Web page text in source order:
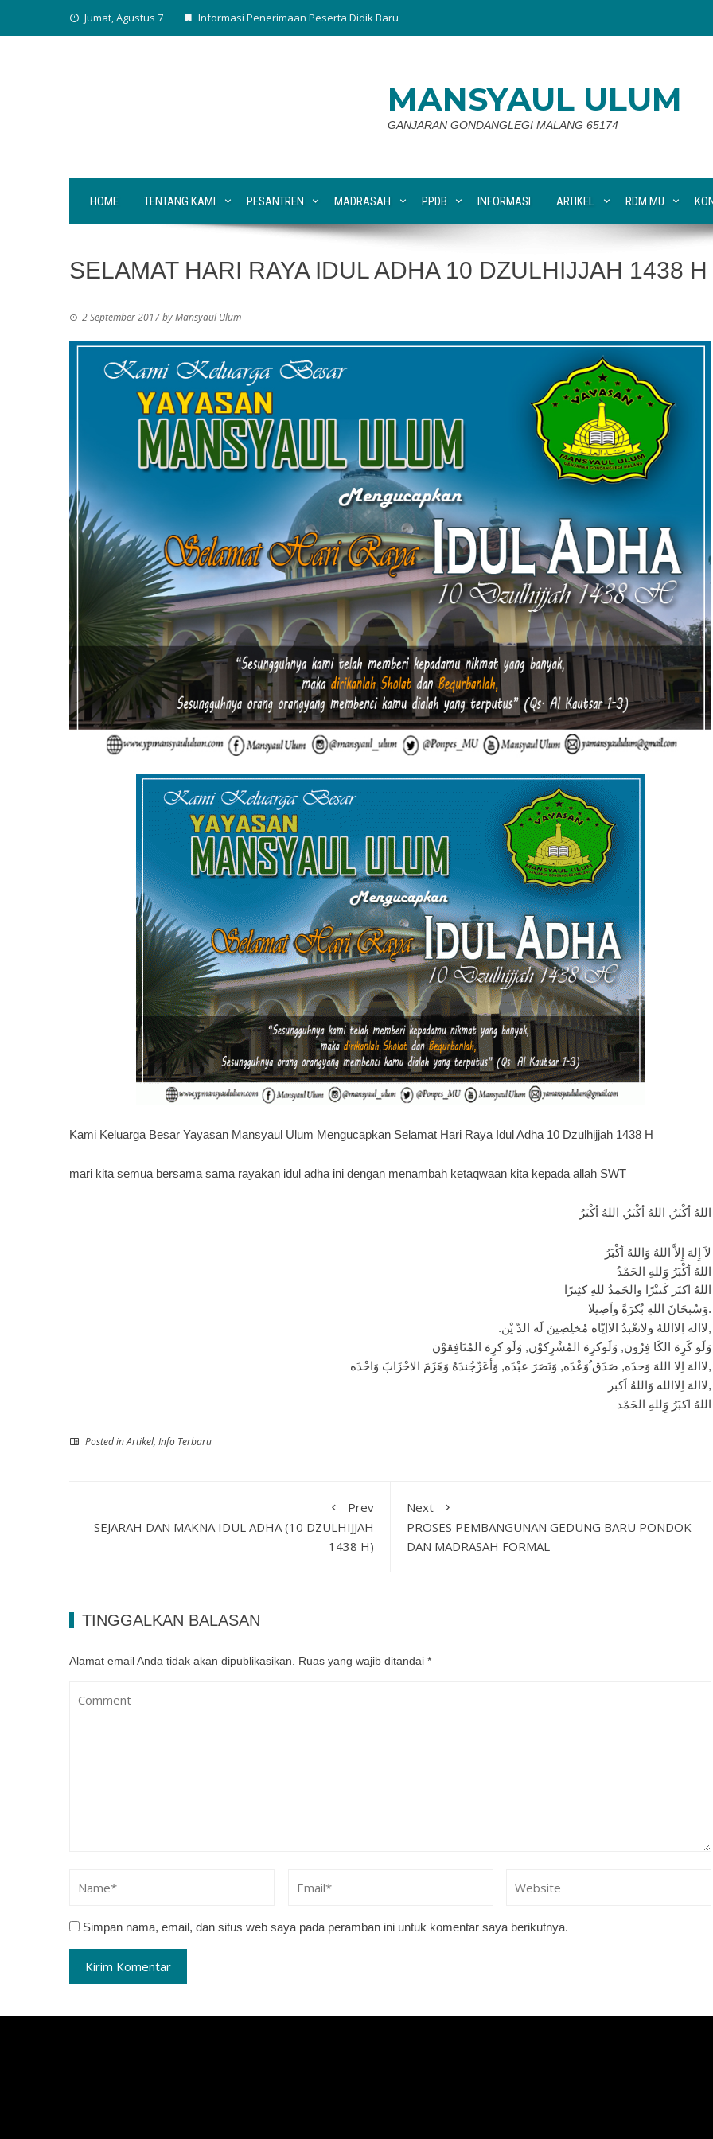
Jumat, Agustus 7 Informasi Penerimaan Peserta Didik Baru
MANSYAUL ULUM
GANJARAN GONDANGLEGI MALANG 65174
HOME TENTANG KAMI PESANTREN MADRASAH PPDB INFORMASI ARTIKEL RDM MU
SELAMAT HARI RAYA IDUL ADHA 10 DZULHIJJAH 1438 H
2 September 2017byMansyaul Ulum
Kami Keluarga Besar Yayasan Mansyaul Ulum Mengucapkan Selamat Hari Raya Idul Adha 10 Dzulhijjah 1438 H
mari kita semua bersama sama rayakan idul adha ini dengan menambah ketaqwaan kita kepada allah SWT
اللهُ أكْبَرُ, اللهُ أكْبَرُ, اللهُ أكْبَرُ
لاَ إِلهَ إِلاَّ اللهُ وَاللهُ أكْبَرُ
اللهُ أكْبَرُ وَِللهِ الحَمْدُ
اللهُ اكبَر كَبيْرًا والحَمدُ للهِ كثِيرًا
وَسُبحَانَ اللهِ بُكرَةً واَصِيلا.
.لااله اِلااللهُ ولانعْبدُ الاإيّاه مُخلِصِينَ لَه الدّ يْن,
وَلَو كَرِهَ الكَا فِرُون, وَلَوكرِهَ المُشْرِكوْن, وَلَو كرِهَ المُنَافِقوْن
لاالهَ اِلا اللهَ وَحدَه, صَدَق ُوَعْدَه, وَنَصَرَ عبْدَه, وَأعَزّجُندَهُ وَهَزَمَ الاحْزَابَ وَاحْدَه,
لاالهَ اِلاالله وَاللهُ اَكبر,
اللهُ اكبَرُ وَِللهِ الحَمْد
Posted inArtikel, Info Terbaru
Prev
SEJARAH DAN MAKNA IDUL ADHA (10 DZULHIJJAH
1438 H)
Next
PROSES PEMBANGUNAN GEDUNG BARU PONDOK
DAN MADRASAH FORMAL
TINGGALKAN BALASAN
Alamat email Anda tidak akan dipublikasikan. Ruas yang wajib ditandai *
Simpan nama, email, dan situs web saya pada peramban ini untuk komentar saya berikutnya.